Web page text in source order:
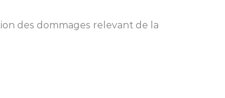
des dommages relevant de la